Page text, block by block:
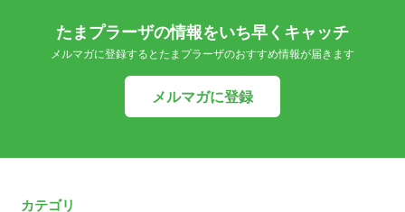
たまプラーザの情報をいち早くキャッチ
メルマガに登録するとたまプラーザのおすすめ情報が届きます
メルマガに登録
カテゴリ